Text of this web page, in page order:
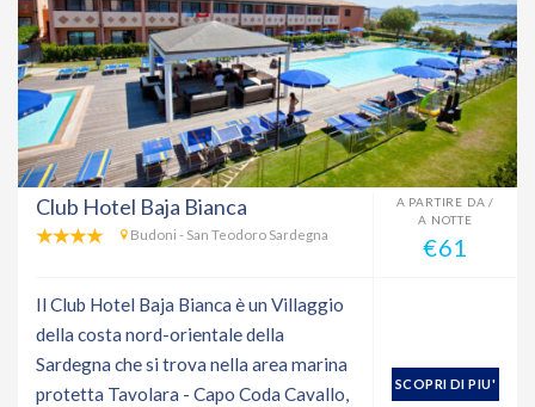
Club Hotel Baja Bianca
Budoni - San Teodoro Sardegna
A PARTIRE DA /
A NOTTE
€61
Il Club Hotel Baja Bianca è un Villaggio
della costa nord-orientale della
Sardegna che si trova nella area marina
protetta Tavolara - Capo Coda Cavallo,
SCOPRI DI PIU'